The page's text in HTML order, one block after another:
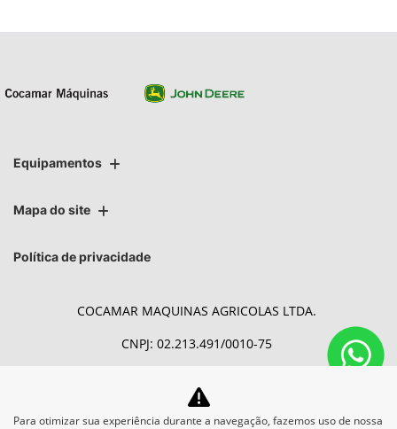
Equipamentos
Mapa do site
Política de privacidade
COCAMAR MAQUINAS AGRICOLAS LTDA.
CNPJ: 02.213.491/0010-75
Desacelere. Seu bem maior é
Para otimizar sua experiência durante a navegação, fazemos uso de nossa